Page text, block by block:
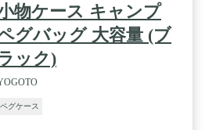
物ケース キャンプ
グバッグ 大容量 (ブ
ック)
ペグケース